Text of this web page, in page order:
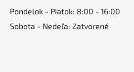
Pondelok - Piatok: 8:00 - 16:00
Sobota - Nedeľa: Zatvorené